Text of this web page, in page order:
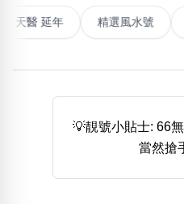
熱門分類
888尾
999尾 777尾
全大數字
5萬以上 生
量生氣 天醫 延年 精選風水
💡靚號小貼士: 66
當然搶